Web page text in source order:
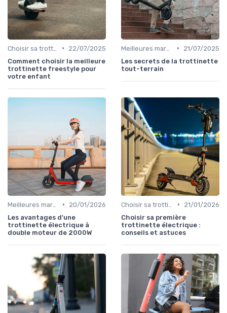
•
22/07/2025
Comment choisir la meilleure
trottinette freestyle pour
votre enfant
•
21/07/2025
Les secrets de la trottinette
tout-terrain
•
20/01/2026
Les avantages d'une
trottinette électrique à
double moteur de 2000W
•
21/01/2026
Choisir sa première
trottinette électrique :
conseils et astuces